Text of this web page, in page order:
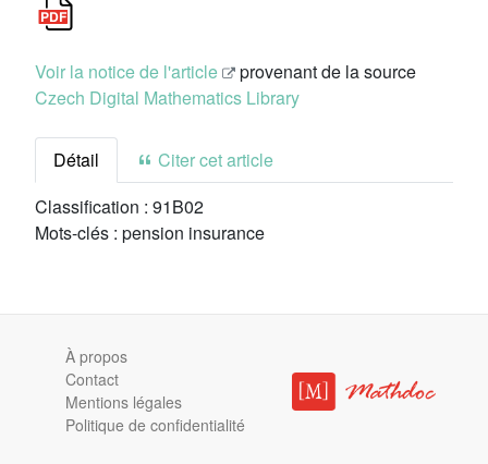
Voir la notice de l'article
provenant de la source
Czech Digital Mathematics Library
Détail
Citer cet article
Classification : 91B02
Mots-clés : pension insurance
À propos
Contact
Mentions légales
Politique de confidentialité